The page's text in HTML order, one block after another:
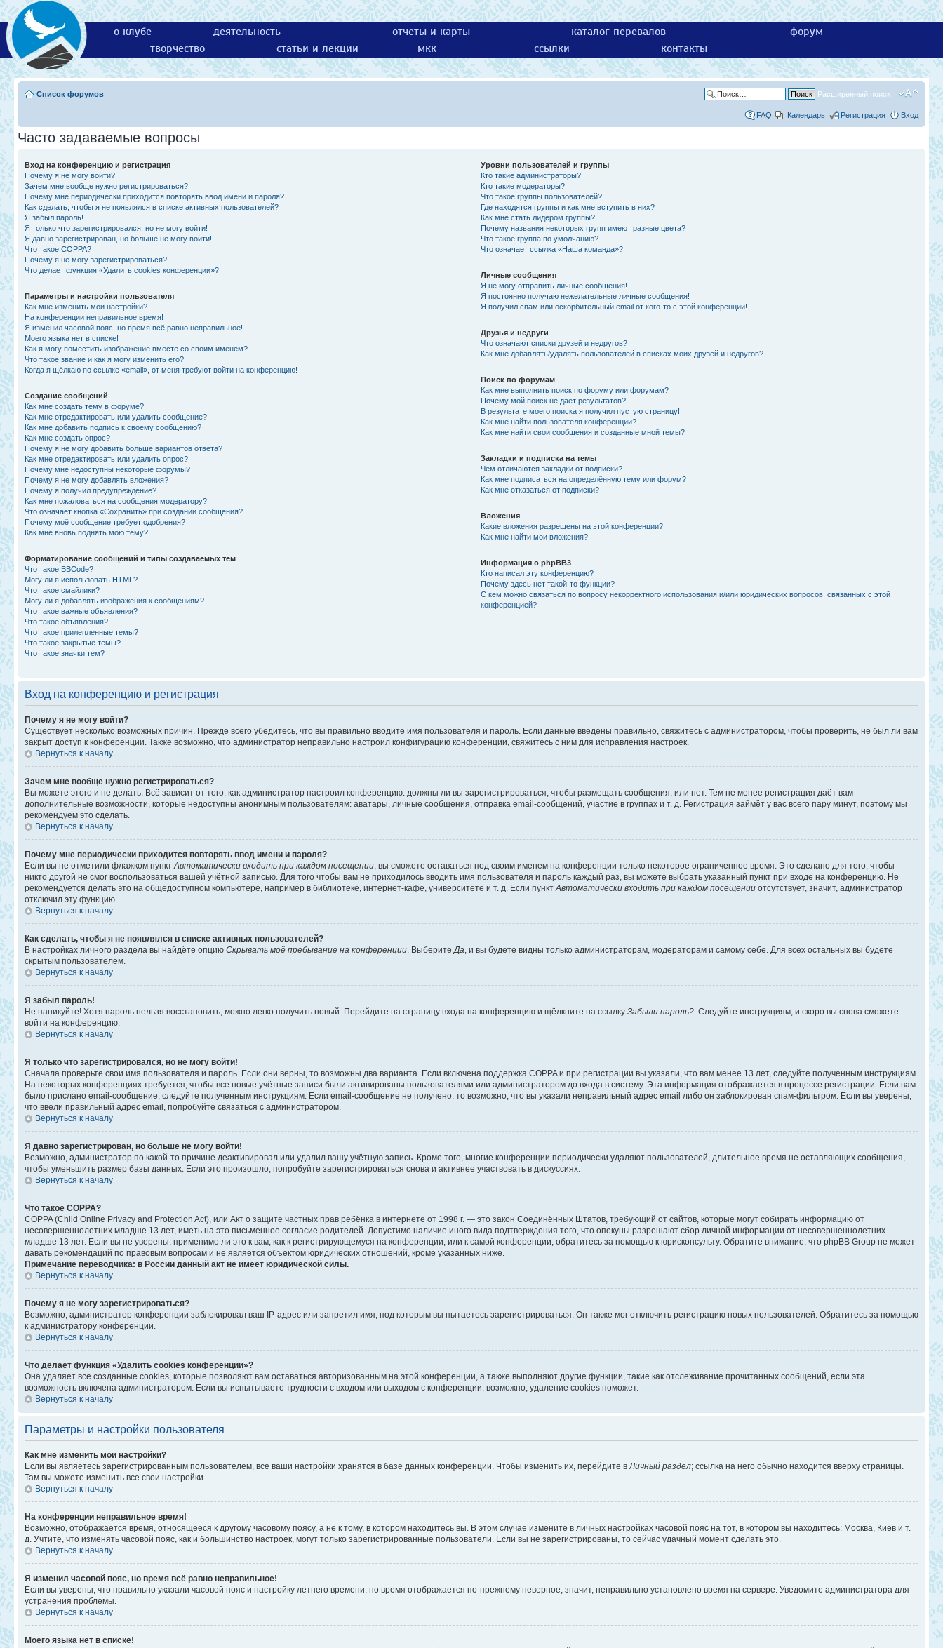
о клубе деятельность отчеты и карты каталог перевалов
форум
творчество
статьи и лекции мкк ссылки контакты
Список форумов Расширенный поиск
FAQ Календарь Регистрация Вход
Часто задаваемые вопросы
Вход на конференцию и регистрация
Почему я не могу войти?
Зачем мне вообще нужно регистрироваться?
Почему мне периодически приходится повторять ввод имени и пароля?
Как сделать, чтобы я не появлялся в списке активных пользователей?
Я забыл пароль!
Я только что зарегистрировался, но не могу войти!
Я давно зарегистрирован, но больше не могу войти!
Что такое COPPA?
Почему я не могу зарегистрироваться?
Что делает функция «Удалить cookies конференции»?
Параметры и настройки пользователя
Как мне изменить мои настройки?
На конференции неправильное время!
Я изменил часовой пояс, но время всё равно неправильное!
Моего языка нет в списке!
Как я могу поместить изображение вместе со своим именем?
Что такое звание и как я могу изменить его?
Когда я щёлкаю по ссылке «email», от меня требуют войти на конференцию!
Создание сообщений
Как мне создать тему в форуме?
Как мне отредактировать или удалить сообщение?
Как мне добавить подпись к своему сообщению?
Как мне создать опрос?
Почему я не могу добавить больше вариантов ответа?
Как мне отредактировать или удалить опрос?
Почему мне недоступны некоторые форумы?
Почему я не могу добавлять вложения?
Почему я получил предупреждение?
Как мне пожаловаться на сообщения модератору?
Что означает кнопка «Сохранить» при создании сообщения?
Почему моё сообщение требует одобрения?
Как мне вновь поднять мою тему?
Форматирование сообщений и типы создаваемых тем
Что такое BBCode?
Могу ли я использовать HTML?
Что такое смайлики?
Могу ли я добавлять изображения к сообщениям?
Что такое важные объявления?
Что такое объявления?
Что такое прилепленные темы?
Что такое закрытые темы?
Что такое значки тем?
Уровни пользователей и группы
Кто такие администраторы?
Кто такие модераторы?
Что такое группы пользователей?
Где находятся группы и как мне вступить в них?
Как мне стать лидером группы?
Почему названия некоторых групп имеют разные цвета?
Что такое группа по умолчанию?
Что означает ссылка «Наша команда»?
Личные сообщения
Я не могу отправить личные сообщения!
Я постоянно получаю нежелательные личные сообщения!
Я получил спам или оскорбительный email от кого-то с этой конференции!
Друзья и недруги
Что означают списки друзей и недругов?
Как мне добавлять/удалять пользователей в списках моих друзей и недругов?
Поиск по форумам
Как мне выполнить поиск по форуму или форумам?
Почему мой поиск не даёт результатов?
В результате моего поиска я получил пустую страницу!
Как мне найти пользователя конференции?
Как мне найти свои сообщения и созданные мной темы?
Закладки и подписка на темы
Чем отличаются закладки от подписки?
Как мне подписаться на определённую тему или форум?
Как мне отказаться от подписки?
Вложения
Какие вложения разрешены на этой конференции?
Как мне найти мои вложения?
Информация о phpBB3
Кто написал эту конференцию?
Почему здесь нет такой-то функции?
С кем можно связаться по вопросу некорректного использования и/или юридических вопросов, связанных с этой
конференцией?
Вход на конференцию и регистрация
Почему я не могу войти?
Существует несколько возможных причин. Прежде всего убедитесь, что вы правильно вводите имя пользователя и пароль. Если данные введены правильно, свяжитесь с администратором, чтобы проверить, не был ли вам
закрыт доступ к конференции. Также возможно, что администратор неправильно настроил конфигурацию конференции, свяжитесь с ним для исправления настроек.
Вернуться к началу
Зачем мне вообще нужно регистрироваться?
Вы можете этого и не делать. Всё зависит от того, как администратор настроил конференцию: должны ли вы зарегистрироваться, чтобы размещать сообщения, или нет. Тем не менее регистрация даёт вам
дополнительные возможности, которые недоступны анонимным пользователям: аватары, личные сообщения, отправка email-сообщений, участие в группах и т. д. Регистрация займёт у вас всего пару минут, поэтому мы
рекомендуем это сделать.
Вернуться к началу
Почему мне периодически приходится повторять ввод имени и пароля?
Если вы не отметили флажком пункт Автоматически входить при каждом посещении , вы сможете оставаться под своим именем на конференции только некоторое ограниченное время. Это сделано для того, чтобы
никто другой не смог воспользоваться вашей учётной записью. Для того чтобы вам не приходилось вводить имя пользователя и пароль каждый раз, вы можете выбрать указанный пункт при входе на конференцию. Не
рекомендуется делать это на общедоступном компьютере, например в библиотеке, интернет-кафе, университете и т. д. Если пункт Автоматически входить при каждом посещении отсутствует, значит, администратор
отключил эту функцию.
Вернуться к началу
Как сделать, чтобы я не появлялся в списке активных пользователей?
В настройках личного раздела вы найдёте опцию Скрывать моё пребывание на конференции . Выберите Да , и вы будете видны только администраторам, модераторам и самому себе. Для всех остальных вы будете
скрытым пользователем.
Вернуться к началу
Я забыл пароль!
Не паникуйте! Хотя пароль нельзя восстановить, можно легко получить новый. Перейдите на страницу входа на конференцию и щёлкните на ссылку Забыли пароль? . Следуйте инструкциям, и скоро вы снова сможете
войти на конференцию.
Вернуться к началу
Я только что зарегистрировался, но не могу войти!
Сначала проверьте свои имя пользователя и пароль. Если они верны, то возможны два варианта. Если включена поддержка COPPA и при регистрации вы указали, что вам менее 13 лет, следуйте полученным инструкциям.
На некоторых конференциях требуется, чтобы все новые учётные записи были активированы пользователями или администратором до входа в систему. Эта информация отображается в процессе регистрации. Если вам
было прислано email-сообщение, следуйте полученным инструкциям. Если email-сообщение не получено, то возможно, что вы указали неправильный адрес email либо он заблокирован спам-фильтром. Если вы уверены,
что ввели правильный адрес email, попробуйте связаться с администратором.
Вернуться к началу
Я давно зарегистрирован, но больше не могу войти!
Возможно, администратор по какой-то причине деактивировал или удалил вашу учётную запись. Кроме того, многие конференции периодически удаляют пользователей, длительное время не оставляющих сообщения,
чтобы уменьшить размер базы данных. Если это произошло, попробуйте зарегистрироваться снова и активнее участвовать в дискуссиях.
Вернуться к началу
Что такое COPPA?
COPPA (Child Online Privacy and Protection Act), или Акт о защите частных прав ребёнка в интернете от 1998 г. — это закон Соединённых Штатов, требующий от сайтов, которые могут собирать информацию от
несовершеннолетних младше 13 лет, иметь на это письменное согласие родителей. Допустимо наличие иного вида подтверждения того, что опекуны разрешают сбор личной информации от несовершеннолетних
младше 13 лет. Если вы не уверены, применимо ли это к вам, как к регистрирующемуся на конференции, или к самой конференции, обратитесь за помощью к юрисконсульту. Обратите внимание, что phpBB Group не может
давать рекомендаций по правовым вопросам и не является объектом юридических отношений, кроме указанных ниже.
Примечание переводчика: в России данный акт не имеет юридической силы.
Вернуться к началу
Почему я не могу зарегистрироваться?
Возможно, администратор конференции заблокировал ваш IP-адрес или запретил имя, под которым вы пытаетесь зарегистрироваться. Он также мог отключить регистрацию новых пользователей. Обратитесь за помощью
к администратору конференции.
Вернуться к началу
Что делает функция «Удалить cookies конференции»?
Она удаляет все созданные cookies, которые позволяют вам оставаться авторизованным на этой конференции, а также выполняют другие функции, такие как отслеживание прочитанных сообщений, если эта
возможность включена администратором. Если вы испытываете трудности с входом или выходом с конференции, возможно, удаление cookies поможет.
Вернуться к началу
Параметры и настройки пользователя
Как мне изменить мои настройки?
Если вы являетесь зарегистрированным пользователем, все ваши настройки хранятся в базе данных конференции. Чтобы изменить их, перейдите в Личный раздел; ссылка на него обычно находится вверху страницы.
Там вы можете изменить все свои настройки.
Вернуться к началу
На конференции неправильное время!
Возможно, отображается время, относящееся к другому часовому поясу, а не к тому, в котором находитесь вы. В этом случае измените в личных настройках часовой пояс на тот, в котором вы находитесь: Москва, Киев и т.
д. Учтите, что изменять часовой пояс, как и большинство настроек, могут только зарегистрированные пользователи. Если вы не зарегистрированы, то сейчас удачный момент сделать это.
Вернуться к началу
Я изменил часовой пояс, но время всё равно неправильное!
Если вы уверены, что правильно указали часовой пояс и настройку летнего времени, но время отображается по-прежнему неверное, значит, неправильно установлено время на сервере. Уведомите администратора для
устранения проблемы.
Вернуться к началу
Моего языка нет в списке!